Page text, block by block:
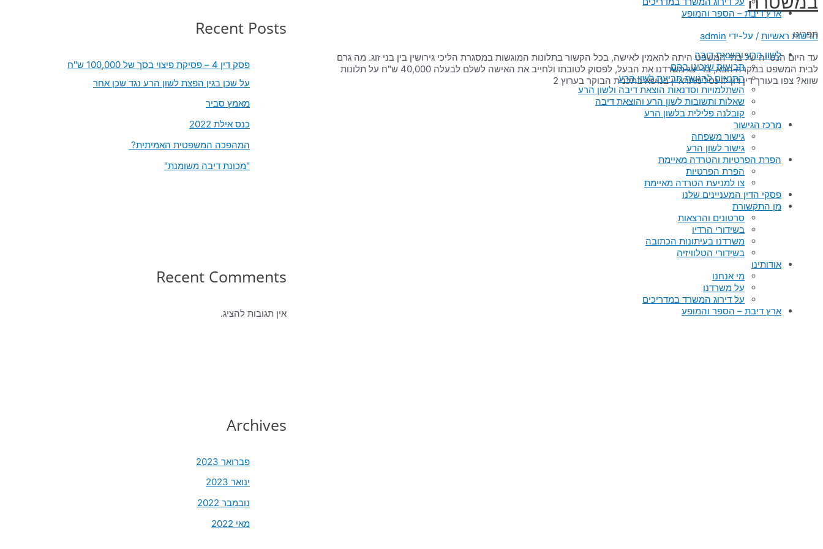
ארץ דיבת – הספר והמופע
תפריט
לשון הרע והוצאת דיבה
תביעות שזכינו בהם
התנאים להגשת תביעת לשון הרע
השתלמויות וסדנאות הוצאת דיבה ולשון הרע
שאלות ותשובות לשון הרע והוצאת דיבה
קובלנה פלילית בלשון הרע
מרכז הגישור
גישור משפחה
גישור לשון הרע
הפרת הפרטיות והטרדה מאיימת
הפרת הפרטיות
צו למניעת הטרדה מאיימת
פסקי הדין המעניינים שלנו
מן התקשורת
סרטונים והרצאות
בשידורי הרדיו
משרדנו בעיתונות הכתובה
בשידורי הטלוויזיה
אודותינו
מי אנחנו
על משרדנו​
על דירוג המשרד במדריכים
ארץ דיבת – הספר והמופע
חדשות ראשיות / על-ידי admin
עד היום הנטייה של בתי המשפט היתה להאמין לאישה, בכל הקשור בתלונות המוגשות במסגרת הליכי גירושין בין בני זוג. מה גרם
לבית המשפט במקרה הבא, בו ייצג משרדנו את הבעל, לפסוק לטובתו ולחייב את האישה לשלם לבעלה 40,000 ש"ח על תלונות
שווא? צפו בעורך דין רון לוינטל מתראיין בנושא בתכנית הבוקר בערוץ 2
Recent Posts
פסק דין 4 – פסיקת פיצוי בסך של 100,000 ש"ח
על שכן בגין הפצת לשון הרע נגד שכן אחר
מאמץ סביר
כנס אילת 2022
המהפכה המשפטית האמיתית?
"מכונת דיבה משומנת"
Recent Comments
אין תגובות להציג.
Archives
פברואר 2023
ינואר 2023
נובמבר 2022
מאי 2022